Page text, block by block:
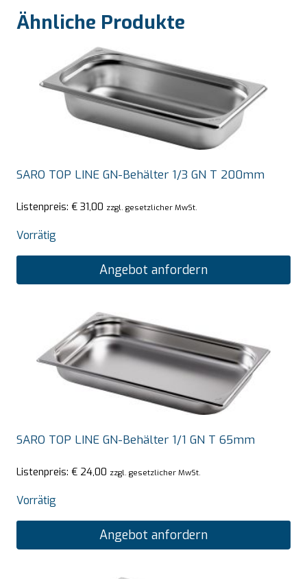
Ähnliche Produkte
SARO TOP LINE GN-Behälter 1/3 GN T 200mm
Listenpreis: € 31,00 zzgl. gesetzlicher MwSt.
Vorrätig
Angebot anfordern
SARO TOP LINE GN-Behälter 1/1 GN T 65mm
Listenpreis: € 24,00 zzgl. gesetzlicher MwSt.
Vorrätig
Angebot anfordern